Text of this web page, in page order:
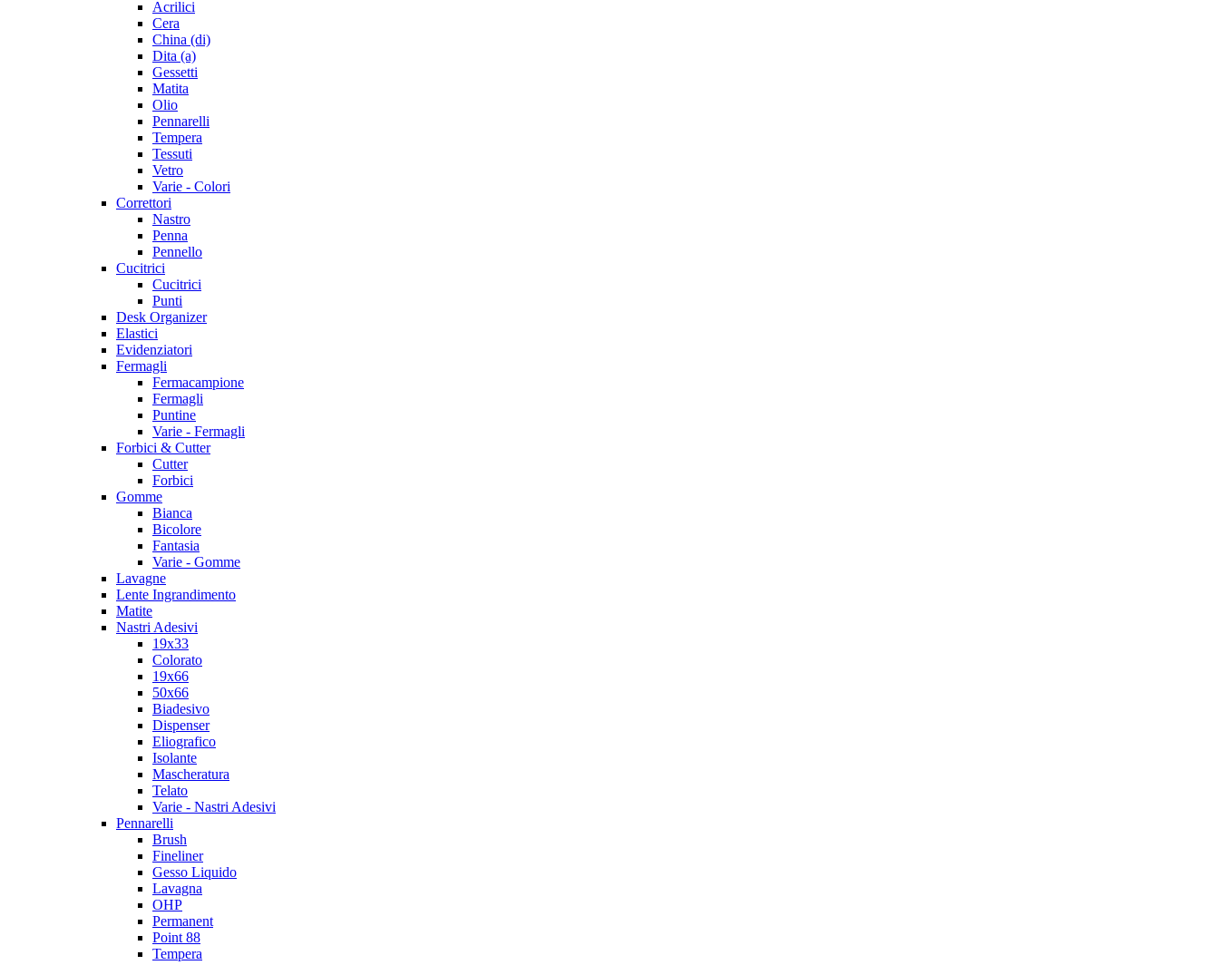
Acrilici
Cera
China (di)
Dita (a)
Gessetti
Matita
Olio
Pennarelli
Tempera
Tessuti
Vetro
Varie - Colori
Correttori
Nastro
Penna
Pennello
Cucitrici
Cucitrici
Punti
Desk Organizer
Elastici
Evidenziatori
Fermagli
Fermacampione
Fermagli
Puntine
Varie - Fermagli
Forbici & Cutter
Cutter
Forbici
Gomme
Bianca
Bicolore
Fantasia
Varie - Gomme
Lavagne
Lente Ingrandimento
Matite
Nastri Adesivi
19x33
Colorato
19x66
50x66
Biadesivo
Dispenser
Eliografico
Isolante
Mascheratura
Telato
Varie - Nastri Adesivi
Pennarelli
Brush
Fineliner
Gesso Liquido
Lavagna
OHP
Permanent
Point 88
Tempera